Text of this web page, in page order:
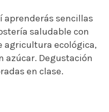
aprenderás sencillas
saludable con
agricultura ecológica,
azúcar. Degustación
en clase.